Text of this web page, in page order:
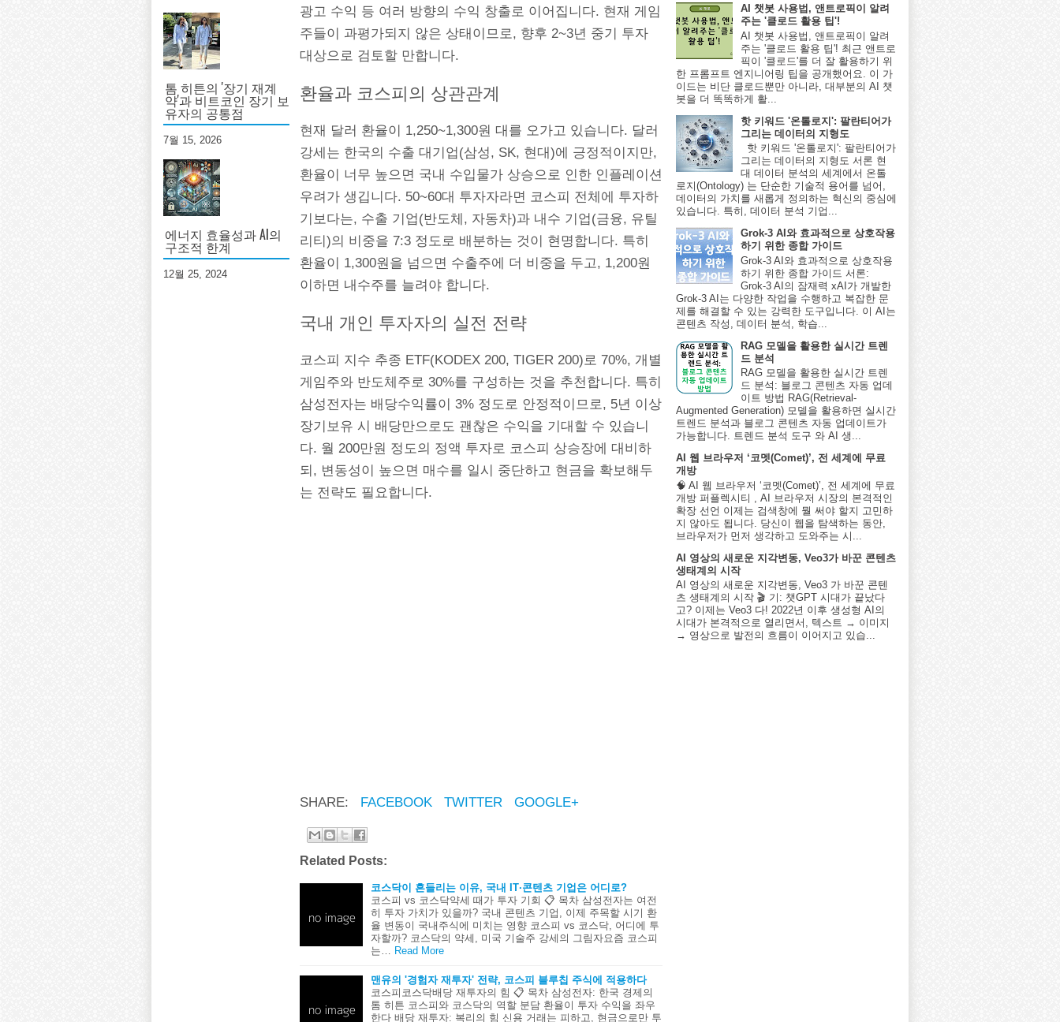
톰 히튼의 '장기 재계
약'과 비트코인 장기 보
유자의 공통점
7월 15, 2026
에너지 효율성과 AI의
구조적 한계
12월 25, 2024
광고 수익 등 여러 방향의 수익 창출로 이어집니다. 현재 게임
주들이 과평가되지 않은 상태이므로, 향후 2~3년 중기 투자
대상으로 검토할 만합니다.
환율과 코스피의 상관관계
현재 달러 환율이 1,250~1,300원 대를 오가고 있습니다. 달러
강세는 한국의 수출 대기업(삼성, SK, 현대)에 긍정적이지만,
환율이 너무 높으면 국내 수입물가 상승으로 인한 인플레이션
우려가 생깁니다. 50~60대 투자자라면 코스피 전체에 투자하
기보다는, 수출 기업(반도체, 자동차)과 내수 기업(금융, 유틸
리티)의 비중을 7:3 정도로 배분하는 것이 현명합니다. 특히
환율이 1,300원을 넘으면 수출주에 더 비중을 두고, 1,200원
이하면 내수주를 늘려야 합니다.
국내 개인 투자자의 실전 전략
코스피 지수 추종 ETF(KODEX 200, TIGER 200)로 70%, 개별
게임주와 반도체주로 30%를 구성하는 것을 추천합니다. 특히
삼성전자는 배당수익률이 3% 정도로 안정적이므로, 5년 이상
장기보유 시 배당만으로도 괜찮은 수익을 기대할 수 있습니
다. 월 200만원 정도의 정액 투자로 코스피 상승장에 대비하
되, 변동성이 높으면 매수를 일시 중단하고 현금을 확보해두
는 전략도 필요합니다.
SHARE: FACEBOOK TWITTER GOOGLE+
Related Posts:
코스닥이 흔들리는 이유, 국내 IT·콘텐츠 기업은 어디로?
코스피 vs 코스닥약세 때가 투자 기회 📋 목차 삼성전자는 여전
히 투자 가치가 있을까? 국내 콘텐츠 기업, 이제 주목할 시기 환
율 변동이 국내주식에 미치는 영향 코스피 vs 코스닥, 어디에 투
자할까? 코스닥의 약세, 미국 기술주 강세의 그림자요즘 코스피
는…
Read More
맨유의 '경험자 재투자' 전략, 코스피 블루칩 주식에 적용하다
코스피코스닥배당 재투자의 힘 📋 목차 삼성전자: 한국 경제의
톰 히튼 코스피와 코스닥의 역할 분담 환율이 투자 수익을 좌우
한다 배당 재투자: 복리의 힘 신용 거래는 피하고, 현금으로만 투
AI 챗봇 사용법, 앤트로픽이 알려
주는 '클로드 활용 팁'!
AI 챗봇 사용법, 앤트로픽이 알려
주는 '클로드 활용 팁'! 최근 앤트로
픽이 '클로드'를 더 잘 활용하기 위
한 프롬프트 엔지니어링 팁을 공개했어요. 이 가
이드는 비단 클로드뿐만 아니라, 대부분의 AI 챗
봇을 더 똑똑하게 활...
핫 키워드 '온톨로지': 팔란티어가
그리는 데이터의 지형도
핫 키워드 '온톨로지': 팔란티어가
그리는 데이터의 지형도 서론 현
대 데이터 분석의 세계에서 온톨
로지(Ontology) 는 단순한 기술적 용어를 넘어,
데이터의 가치를 새롭게 정의하는 혁신의 중심에
있습니다. 특히, 데이터 분석 기업...
Grok-3 AI와 효과적으로 상호작용
하기 위한 종합 가이드
Grok-3 AI와 효과적으로 상호작용
하기 위한 종합 가이드 서론:
Grok-3 AI의 잠재력 xAI가 개발한
Grok-3 AI는 다양한 작업을 수행하고 복잡한 문
제를 해결할 수 있는 강력한 도구입니다. 이 AI는
콘텐츠 작성, 데이터 분석, 학습...
RAG 모델을 활용한 실시간 트렌
드 분석
RAG 모델을 활용한 실시간 트렌
드 분석: 블로그 콘텐츠 자동 업데
이트 방법 RAG(Retrieval-
Augmented Generation) 모델을 활용하면 실시간
트렌드 분석과 블로그 콘텐츠 자동 업데이트가
가능합니다. 트렌드 분석 도구 와 AI 생...
AI 웹 브라우저 ‘코멧(Comet)’, 전 세계에 무료
개방
🧠 AI 웹 브라우저 ‘코멧(Comet)’, 전 세계에 무료
개방 퍼플렉시티 , AI 브라우저 시장의 본격적인
확장 선언 이제는 검색창에 뭘 써야 할지 고민하
지 않아도 됩니다. 당신이 웹을 탐색하는 동안,
브라우저가 먼저 생각하고 도와주는 시...
AI 영상의 새로운 지각변동, Veo3가 바꾼 콘텐츠
생태계의 시작
AI 영상의 새로운 지각변동, Veo3 가 바꾼 콘텐
츠 생태계의 시작 🎬 기: 챗GPT 시대가 끝났다
고? 이제는 Veo3 다! 2022년 이후 생성형 AI의
시대가 본격적으로 열리면서, 텍스트 → 이미지
→ 영상으로 발전의 흐름이 이어지고 있습...